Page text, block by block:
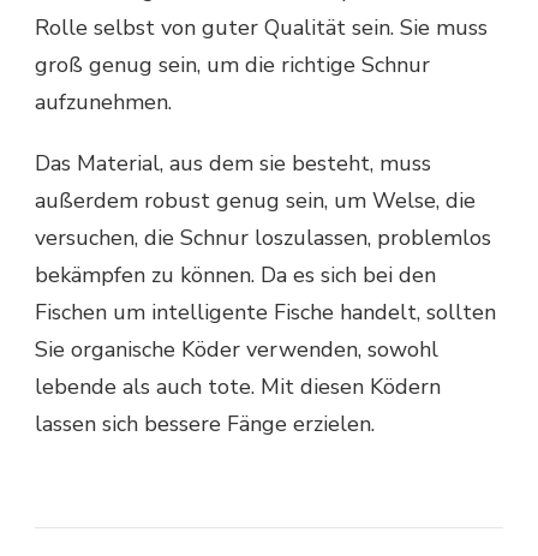
Rolle selbst von guter Qualität sein. Sie muss
groß genug sein, um die richtige Schnur
aufzunehmen.
Das Material, aus dem sie besteht, muss
außerdem robust genug sein, um Welse, die
versuchen, die Schnur loszulassen, problemlos
bekämpfen zu können. Da es sich bei den
Fischen um intelligente Fische handelt, sollten
Sie organische Köder verwenden, sowohl
lebende als auch tote. Mit diesen Ködern
lassen sich bessere Fänge erzielen.